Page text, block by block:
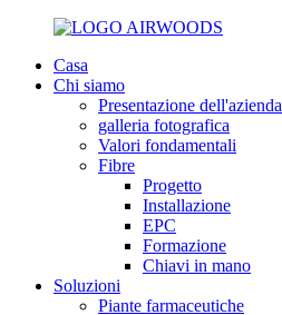
Casa
Chi siamo
Presentazione dell'azienda
galleria fotografica
Valori fondamentali
Fibre
Progetto
Installazione
EPC
Formazione
Chiavi in ​​mano
Soluzioni
Piante farmaceutiche